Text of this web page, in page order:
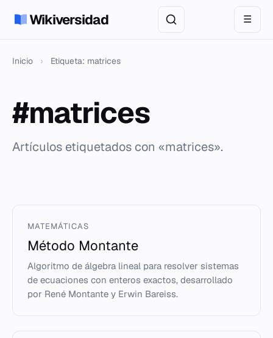
Wikiversidad ☰
Inicio › Etiqueta: matrices
#matrices
Artículos etiquetados con «matrices».
MATEMÁTICAS
Método Montante
Algoritmo de álgebra lineal para resolver sistemas
de ecuaciones con enteros exactos, desarrollado
por René Montante y Erwin Bareiss.